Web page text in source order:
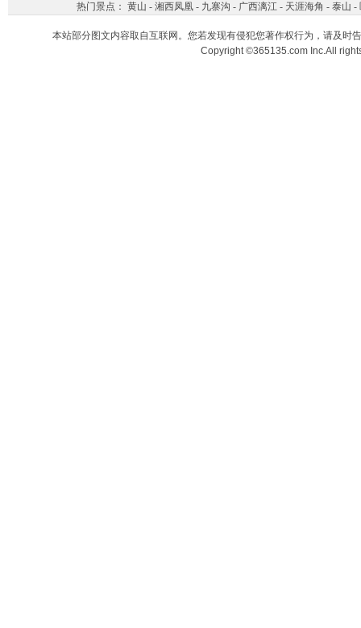
热门景点： 黄山 - 湘西凤凰- 九寨沟 - 广西漓江- 天涯海角 - 泰山 -
本站部分图文内容取自互联网。您若发现有侵犯您著作权行为，请及时
Copyright ©365135.com Inc.All